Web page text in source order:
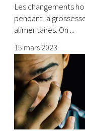
Les changements
pendant la
alimentaires. On ...
15 mars 2023